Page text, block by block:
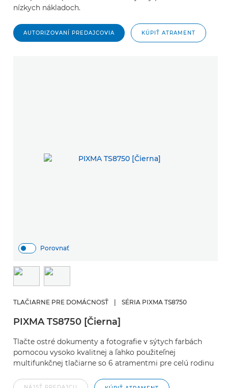
nízkych nákladoch.
AUTORIZOVANÍ PREDAJCOVIA KÚPIŤ ATRAMENT
Porovnať
TLAČIARNE PRE DOMÁCNOSŤ SÉRIA PIXMA TS8750
PIXMA TS8750 [Čierna]
Tlačte ostré dokumenty a fotografie v sýtych farbách
pomocou vysoko kvalitnej a ľahko použiteľnej
multifunkčnej tlačiarne so 6 atramentmi pre celú rodinu